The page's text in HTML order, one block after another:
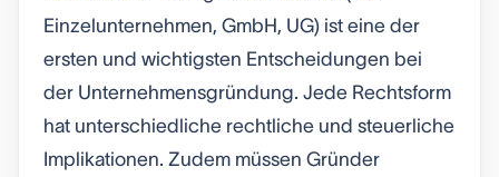
Einzelunternehmen, GmbH, UG) ist eine der
ersten und wichtigsten Entscheidungen bei
der Unternehmensgründung. Jede Rechtsform
hat unterschiedliche rechtliche und steuerliche
Implikationen. Zudem müssen Gründer